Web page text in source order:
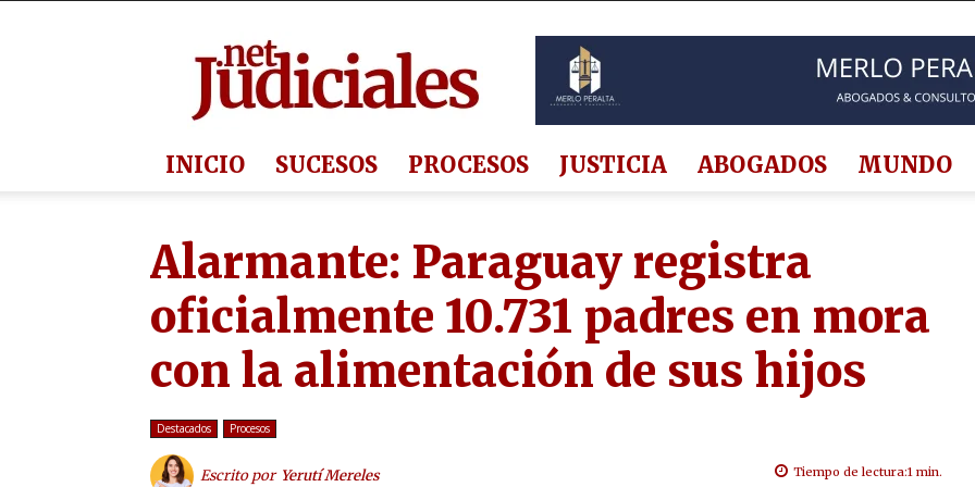
INICIO SUCESOS PROCESOS JUSTICIA ABOGADOS MUNDO
Alarmante: Paraguay registra
oficialmente 10.731 padres en mora
con la alimentación de sus hijos
Destacados Procesos
Escrito por Yerutí Mereles Tiempo de lectura:1 min.